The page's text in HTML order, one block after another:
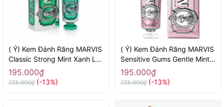
( Ý) Kem Đánh Răng MARVIS
Classic Strong Mint Xanh Lá
( Vị Bạc Hà Thơm Mát)
195.000₫
225.000₫ (-13%)
( Ý) Kem Đánh Răng MARVIS
Sensitive Gums Gentle Mint
75ml Màu Hồng (Răng Nhạy
Cảm)
195.000₫
225.000₫ (-13%)